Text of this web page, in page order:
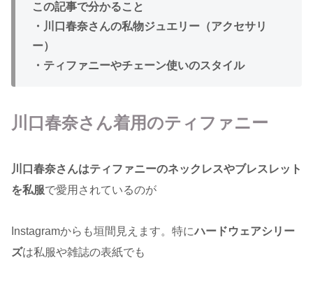
この記事で分かること
・川口春奈さんの私物ジュエリー（アクセサリ
ー）
・ティファニーやチェーン使いのスタイル
川口春奈さん着用のティファニー
川口春奈さんはティファニーのネックレスやブレスレット
を私服で愛用されているのが
Instagramからも垣間見えます。特にハードウェアシリー
ズは私服や雑誌の表紙でも